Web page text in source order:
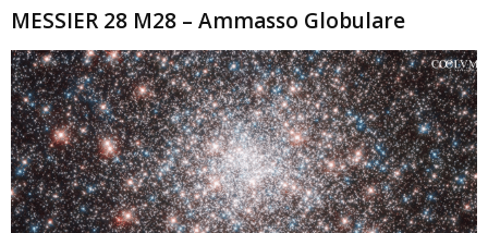
MESSIER 28 M28 – Ammasso Globulare